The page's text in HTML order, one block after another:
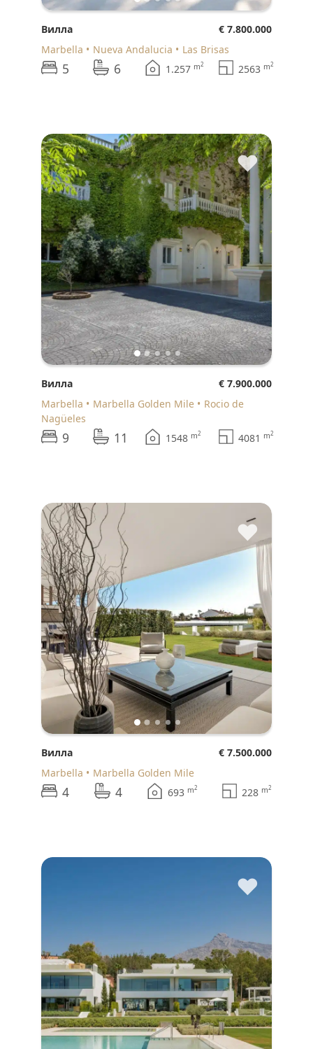
Вилла
€ 7.800.000
Marbella
Nueva Andalucia Las Brisas
5 6 1.257 m2 2563 m2
♥
Вилла
€ 7.900.000
Marbella
Marbella Golden Mile
Rocio de
Nagüeles
9 11 1548 m2 4081 m2
♥
Вилла
€ 7.500.000
Marbella
Marbella Golden Mile
4 4 693 m2 228 m2
♥